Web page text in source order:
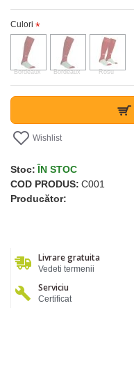
Culori
Bordeaux Bordeaux Rosu
Wishlist
Stoc: ÎN STOC
COD PRODUS: C001
Producător:
Livrare gratuita
Vedeti termenii
Serviciu
Certificat